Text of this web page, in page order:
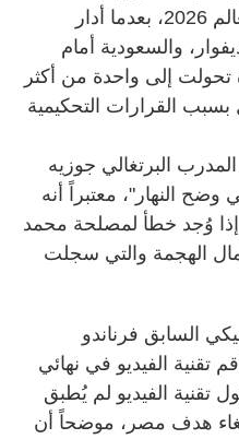
لليتكسير في نهائيات كأس العالم 2026، بعدما أدار
والسعودية أمام
تحولت إلى واحدة من أكثر
بسبب القرارات التحكيمية
البرتغالي جوزيه
النهار"، معتبراً أنه
إذا وُجد خطأ لمصلحة محمد
الهجمة والتي سجلت
السابق فرناندو
الفيديو في نهائي
أن بروتوكول تقنية الفيديو لم يُطبق
هدف مصر، موضحاً أن